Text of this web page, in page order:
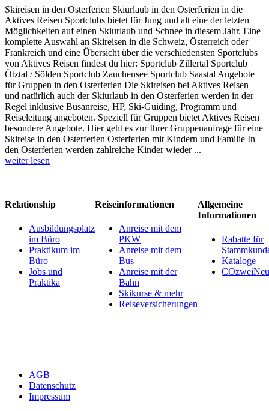
Skireisen in den Osterferien Skiurlaub in den Osterferien in die
Aktives Reisen Sportclubs bietet für Jung und alt eine der letzten
Möglichkeiten auf einen Skiurlaub und Schnee in diesem Jahr. Eine
komplette Auswahl an Skireisen in die Schweiz, Österreich oder
Frankreich und eine Übersicht über die verschiedensten Sportclubs
von Aktives Reisen findest du hier: Sportclub Zillertal Sportclub
Ötztal / Sölden Sportclub Zauchensee Sportclub Saastal Angebote
für Gruppen in den Osterferien Die Skireisen bei Aktives Reisen
und natürlich auch der Skiurlaub in den Osterferien werden in der
Regel inklusive Busanreise, HP, Ski-Guiding, Programm und
Reiseleitung angeboten. Speziell für Gruppen bietet Aktives Reisen
besondere Angebote. Hier geht es zur Ihrer Gruppenanfrage für eine
Skireise in den Osterferien Osterferien mit Kindern und Familie In
den Osterferien werden zahlreiche Kinder wieder ...
weiter lesen
Relationship
Ausbildungsplatz
im Büro
Praktikum im
Büro
Jobs und
Praktika
Reiseinformationen
Anreise mit dem
PKW
Anreise mit dem
Bus
Anreise mit der
Bahn
Skikurse & mehr
Reiseversicherungen
Allgemeine
Informationen
Rabatte für
Kataloge
AGB
Datenschutz
Impressum